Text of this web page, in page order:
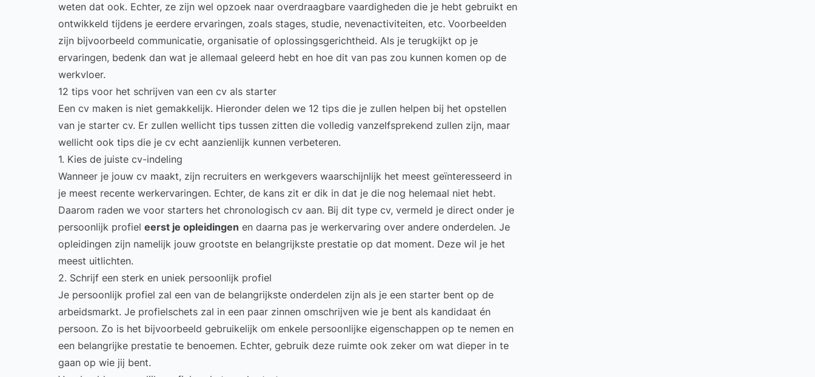
weten dat ook. Echter, ze zijn wel opzoek naar overdraagbare vaardigheden die je hebt gebruikt en
ontwikkeld tijdens je eerdere ervaringen, zoals stages, studie, nevenactiviteiten, etc. Voorbeelden
zijn bijvoorbeeld communicatie, organisatie of oplossingsgerichtheid. Als je terugkijkt op je
ervaringen, bedenk dan wat je allemaal geleerd hebt en hoe dit van pas zou kunnen komen op de
werkvloer.
12 tips voor het schrijven van een cv als starter
Een cv maken is niet gemakkelijk. Hieronder delen we 12 tips die je zullen helpen bij het opstellen
van je starter cv. Er zullen wellicht tips tussen zitten die volledig vanzelfsprekend zullen zijn, maar
wellicht ook tips die je cv echt aanzienlijk kunnen verbeteren.
1. Kies de juiste cv-indeling
Wanneer je jouw cv maakt, zijn recruiters en werkgevers waarschijnlijk het meest geïnteresseerd in
je meest recente werkervaringen. Echter, de kans zit er dik in dat je die nog helemaal niet hebt.
Daarom raden we voor starters het chronologisch cv aan. Bij dit type cv, vermeld je direct onder je
persoonlijk profiel eerst je opleidingen en daarna pas je werkervaring over andere onderdelen. Je
opleidingen zijn namelijk jouw grootste en belangrijkste prestatie op dat moment. Deze wil je het
meest uitlichten.
2. Schrijf een sterk en uniek persoonlijk profiel
Je persoonlijk profiel zal een van de belangrijkste onderdelen zijn als je een starter bent op de
arbeidsmarkt. Je profielschets zal in een paar zinnen omschrijven wie je bent als kandidaat én
persoon. Zo is het bijvoorbeeld gebruikelijk om enkele persoonlijke eigenschappen op te nemen en
een belangrijke prestatie te benoemen. Echter, gebruik deze ruimte ook zeker om wat dieper in te
gaan op wie jij bent.